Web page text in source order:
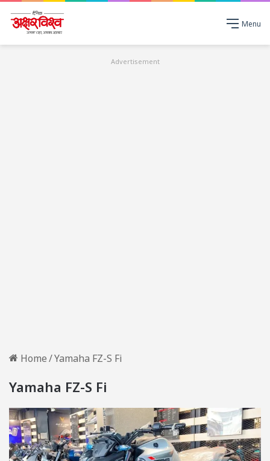
Menu
Advertisement
Home/Yamaha FZ-S Fi
Yamaha FZ-S Fi